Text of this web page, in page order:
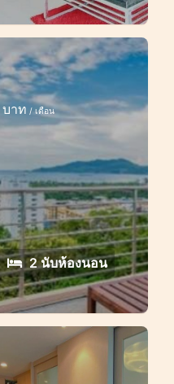
บาท / เดือน
2 นับห้องนอน